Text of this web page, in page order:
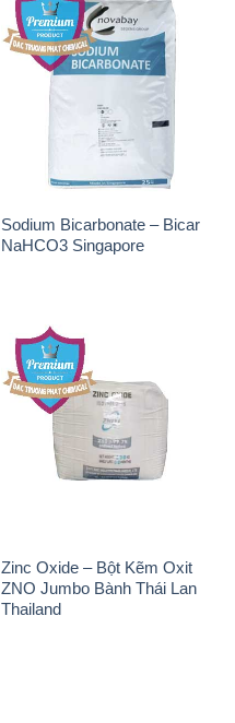
Sodium Bicarbonate – Bicar
NaHCO3 Singapore
Zinc Oxide – Bột Kẽm Oxit
ZNO Jumbo Bành Thái Lan
Thailand